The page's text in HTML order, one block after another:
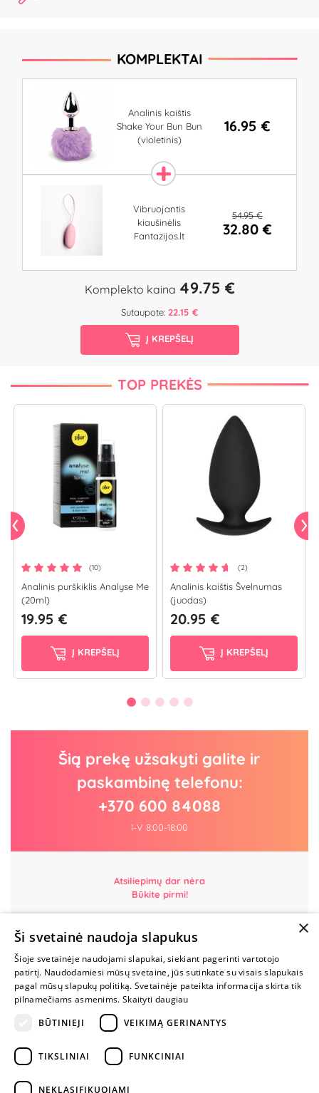
KOMPLEKTAI
Analinis kaištis
Shake Your Bun Bun
(violetinis)
16.95 €
Vibruojantis
kiaušinėlis
Fantazijos.lt
54.95 €
32.80 €
Komplekto kaina 49.75 €
Sutaupote: 22.15 €
Į KREPŠELĮ
TOP PREKĖS
(10)
Analinis purškiklis Analyse Me
(20ml)
19.95 €
Į KREPŠELĮ
(2)
Analinis kaištis Švelnumas
(juodas)
20.95 €
Į KREPŠELĮ
Šią prekę užsakyti galite ir
paskambinę telefonu:
+370 600 84088
I-V 8:00-18:00
Atsiliepimų dar nėra
Būkite pirmi!
MYLIMIAUSIA
LIETUVOS
ELEKTRONINĖ
PARDUOTUVĖ
ŽAISTI
×
Ši svetainė naudoja slapukus
Šioje svetainėje naudojami slapukai, siekiant pagerinti vartotojo
patirtį. Naudodamiesi mūsų svetaine, jūs sutinkate su visais slapukais
pagal mūsų slapukų politiką. Svetainėje pateikta informacija skirta tik
pilnamečiams asmenims. Skaityti daugiau
BŪTINIEJI
VEIKIMĄ GERINANTYS
TIKSLINIAI FUNKCINIAI
NEKLASIFIKUOJAMI